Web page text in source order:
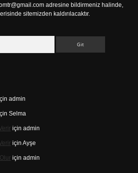
adresine bildirmeniz halinde,
sitemizden kaldırılacaktır.
admin
Selma
için admin
için Ayşe
için admin